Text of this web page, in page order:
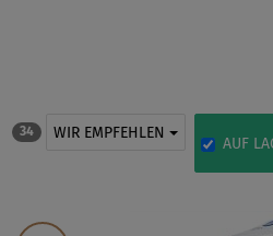
34 WIR EMPFEHLEN
AUF